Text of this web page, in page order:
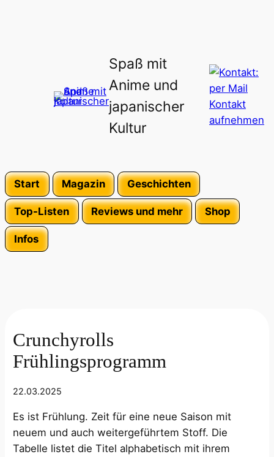
Spaß mit
Anime und
japanischer
Kultur
Start Magazin Geschichten
Top-Listen Reviews und mehr Shop
Infos
Crunchyrolls
Frühlingsprogramm
22.03.2025
Es ist Frühlung. Zeit für eine neue Saison mit
neuem und auch weitergeführtem Stoff. Die
Tabelle listet die Titel alphabetisch mit ihrem